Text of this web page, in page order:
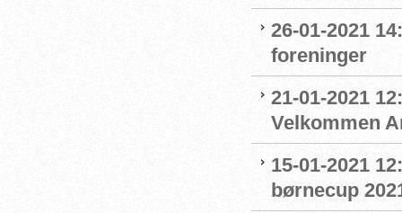
26-01-2021
foreninger
21-01-2021
Velkommen
15-01-2021
børnecup